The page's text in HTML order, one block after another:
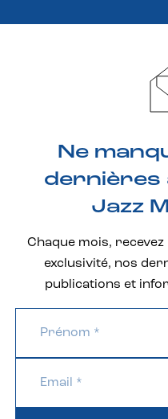
Ne
dernières
Jazz
Chaque mois,
exclusivité, nos
publications et